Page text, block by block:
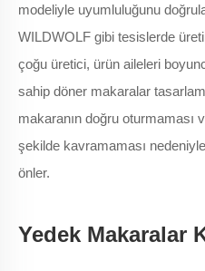
modeliyle uyumluluğunu
WILDWOLF gibi tesislerde
çoğu üretici, ürün aileleri
sahip döner makaralar
makaranın doğru oturmaması
şekilde kavramaması nedeniyle
önler.
Yedek Makaralar